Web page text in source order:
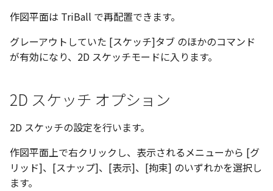
作図平面は TriBall で再配置できます。
グレーアウトしていた [スケッチ]タブ のほかのコマンド
が有効になり、2D スケッチモードに入ります。
2D スケッチ オプション
2D スケッチの設定を行います。
作図平面上で右クリックし、表示されるメニューから [グ
リッド]、[スナップ]、[表示]、[拘束] のいずれかを選択し
ます。